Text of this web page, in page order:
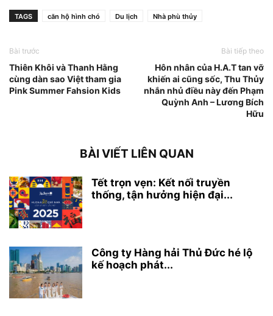
TAGS căn hộ hình chó Du lịch Nhà phù thủy
Bài trước
Thiên Khôi và Thanh Hằng
cùng dàn sao Việt tham gia
Pink Summer Fahsion Kids
Bài tiếp theo
Hôn nhân của H.A.T tan vỡ
khiến ai cũng sốc, Thu Thủy
nhắn nhủ điều này đến Phạm
Quỳnh Anh – Lương Bích
Hữu
BÀI VIẾT LIÊN QUAN
Tết trọn vẹn: Kết nối truyền
thống, tận hưởng hiện đại...
Công ty Hàng hải Thủ Đức hé lộ
kế hoạch phát...